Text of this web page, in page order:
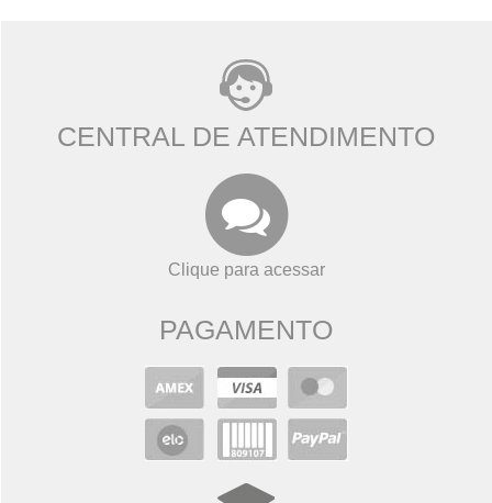
CENTRAL DE ATENDIMENTO
Clique para acessar
PAGAMENTO